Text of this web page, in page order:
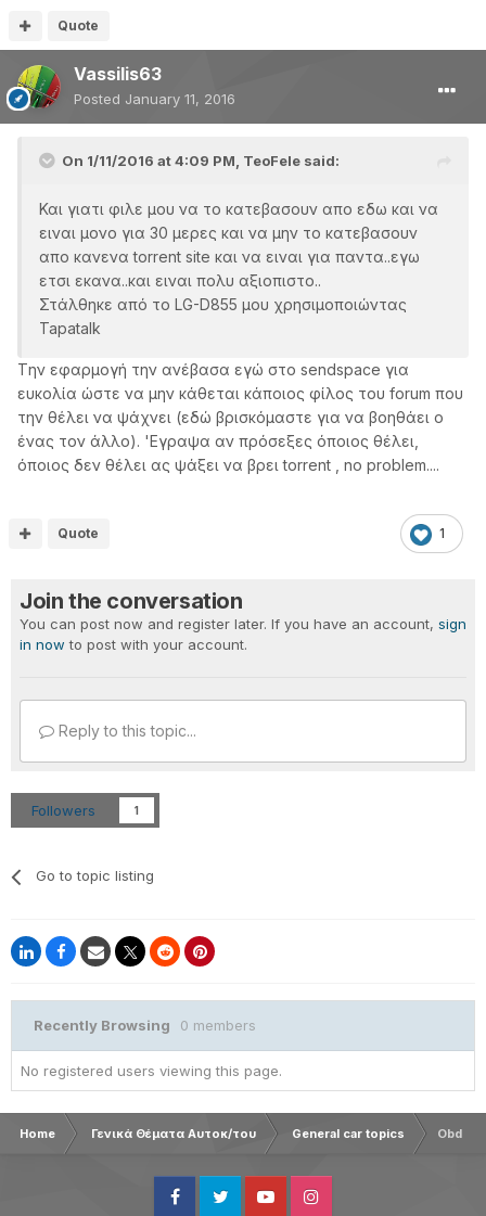
Quote
Vassilis63
Posted January 11, 2016
On 1/11/2016 at 4:09 PM, TeoFele said:
Και γιατι φιλε μου να το κατεβασουν απο εδω και να
ειναι μονο για 30 μερες και να μην το κατεβασουν
απο κανενα torrent site και να ειναι για παντα..εγω
ετσι εκανα..και ειναι πολυ αξιοπιστο..
Στάλθηκε από το LG-D855 μου χρησιμοποιώντας
Tapatalk
Tην εφαρμογή την ανέβασα εγώ στο sendspace για
ευκολία ώστε να μην κάθεται κάποιος φίλος του forum που
την θέλει να ψάχνει (εδώ βρισκόμαστε για να βοηθάει ο
ένας τον άλλο). 'Εγραψα αν πρόσεξες όποιος θέλει,
όποιος δεν θέλει ας ψάξει να βρει torrent , no problem....
1
Quote
Join the conversation
You can post now and register later. If you have an account, sign
in now to post with your account.
Reply to this topic...
Followers 1
Go to topic listing
Recently Browsing 0 members
No registered users viewing this page.
Home Γενικά Θέματα Αυτοκ/του General car topics Obd